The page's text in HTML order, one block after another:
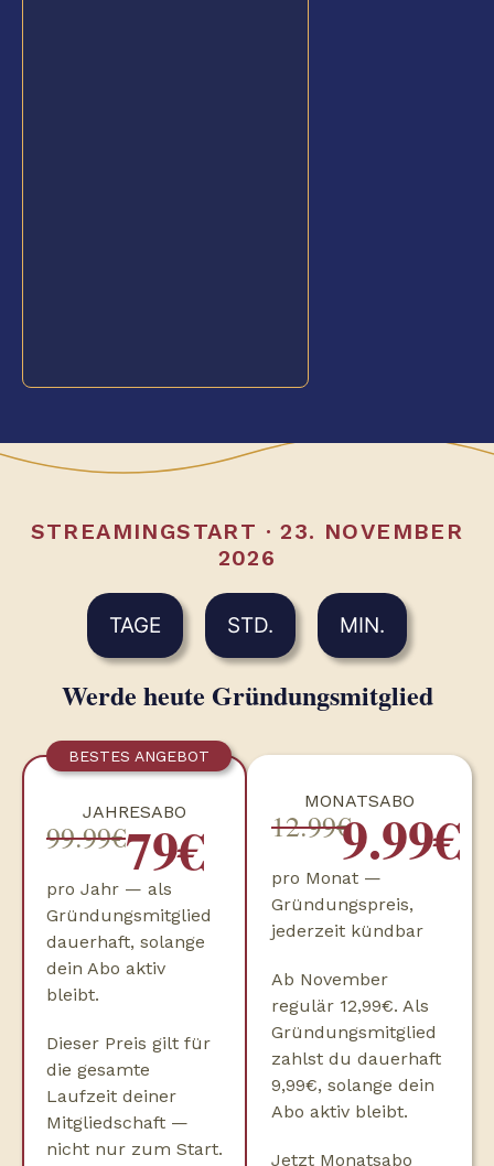
STREAMINGSTART · 23. NOVEMBER
2026
TAGE STD. MIN.
Werde heute Gründungsmitglied
BESTES ANGEBOT
JAHRESABO
99.99€79€
pro Jahr — als
Gründungsmitglied
dauerhaft, solange
dein Abo aktiv
bleibt.
Dieser Preis gilt für
die gesamte
Laufzeit deiner
Mitgliedschaft —
nicht nur zum Start.
MONATSABO
12.99€9.99€
pro Monat —
Gründungspreis,
jederzeit kündbar
Ab November
regulär 12,99€. Als
Gründungsmitglied
zahlst du dauerhaft
9,99€, solange dein
Abo aktiv bleibt.
Jetzt Monatsabo